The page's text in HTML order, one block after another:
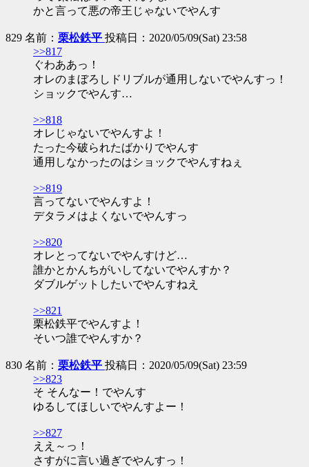
かと言って悪の帝王じゃないでやんす
829 名前： 栗松鉄平 投稿日：2020/05/09(Sat) 23:58
>>817
ぐわああっ！
オレのまぼろしドリブルが通用しないでやんすっ！
ショックでやんす…
>>818
オレじゃないでやんすよ！
たった今破られたばかりでやんす
通用しなかったのはショックでやんすねぇ
>>819
言ってないでやんすよ！
デタラメはよくないでやんすっ
>>820
オレとってないでやんすけど…
誰かとかんちがいしてないでやんすか？
ダブルゲットしたいでやんすねえ
>>821
栗松鉄平でやんすよ！
そいつ誰でやんすか？
830 名前： 栗松鉄平 投稿日：2020/05/09(Sat) 23:59
>>823
そ そんなー！でやんす
ゆるしてほしいでやんすよー！
>>827
ええ～っ！
さすがに言い過ぎでやんすっ！